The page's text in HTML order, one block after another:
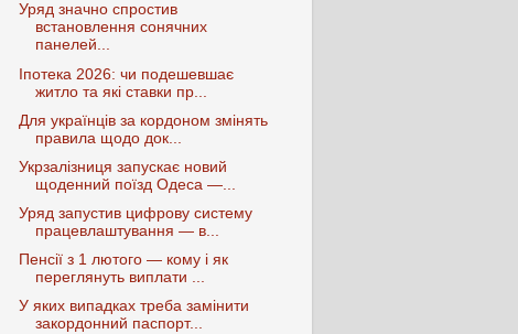
Уряд значно спростив
встановлення сонячних
панелей...
Іпотека 2026: чи подешевшає
житло та які ставки пр...
Для українців за кордоном змінять
правила щодо док...
Укрзалізниця запускає новий
щоденний поїзд Одеса —...
Уряд запустив цифрову систему
працевлаштування — в...
Пенсії з 1 лютого — кому і як
переглянуть виплати ...
У яких випадках треба замінити
закордонний паспорт...